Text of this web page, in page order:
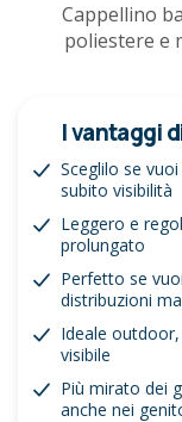
Cappellino
poliestere e
I vantaggi
Sceglilo se
subito visibilità
Leggero e
prolungato
Perfetto se
distribuzioni
Ideale
visibile
Più mirato dei
anche nei